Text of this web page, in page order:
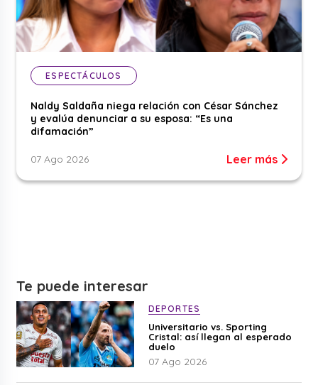
ESPECTÁCULOS
Naldy Saldaña niega relación con César Sánchez
y evalúa denunciar a su esposa: “Es una
difamación”
07 Ago 2026 Leer más
Te puede interesar
DEPORTES
Universitario vs. Sporting
Cristal: así llegan al esperado
duelo
07 Ago 2026